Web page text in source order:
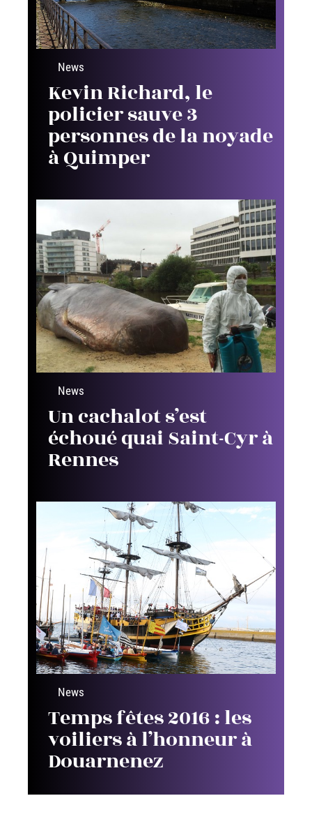
News
Kevin Richard, le
policier sauve 3
personnes de la noyade
à Quimper
News
Un cachalot s’est
échoué quai Saint-Cyr à
Rennes
News
Temps fêtes 2016 : les
voiliers à l’honneur à
Douarnenez